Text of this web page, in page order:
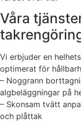
Våra
Vi erbjuder en
optimerat för
– Noggrann
algbeläggningar på
– Skonsam tvätt
och plåttak